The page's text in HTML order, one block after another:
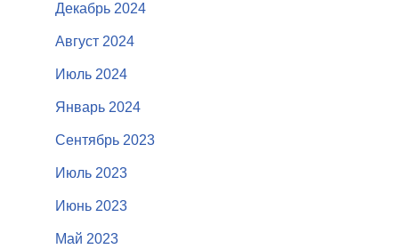
Декабрь 2024
Август 2024
Июль 2024
Январь 2024
Сентябрь 2023
Июль 2023
Июнь 2023
Май 2023